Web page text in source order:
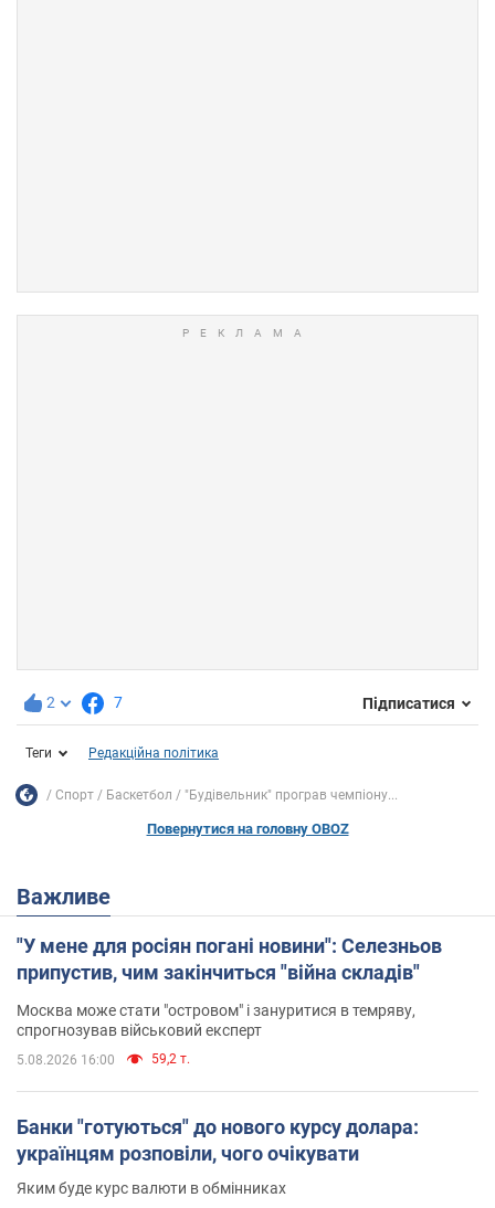
2 7 Підписатися
Теги Редакційна політика
Спорт Баскетбол "Будівельник" програв чемпіону...
Повернутися на головну OBOZ
Важливе
"У мене для росіян погані новини": Селезньов
припустив, чим закінчиться "війна складів"
Москва може стати "островом" і зануритися в темряву,
спрогнозував військовий експерт
5.08.2026 16:00 59,2 т.
Банки "готуються" до нового курсу долара:
українцям розповіли, чого очікувати
Яким буде курс валюти в обмінниках